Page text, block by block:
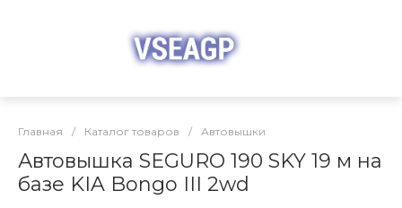
Главная / Каталог товаров / Автовышки
Автовышка SEGURO 190 SKY 19 м на
базе KIA Bongo III 2wd